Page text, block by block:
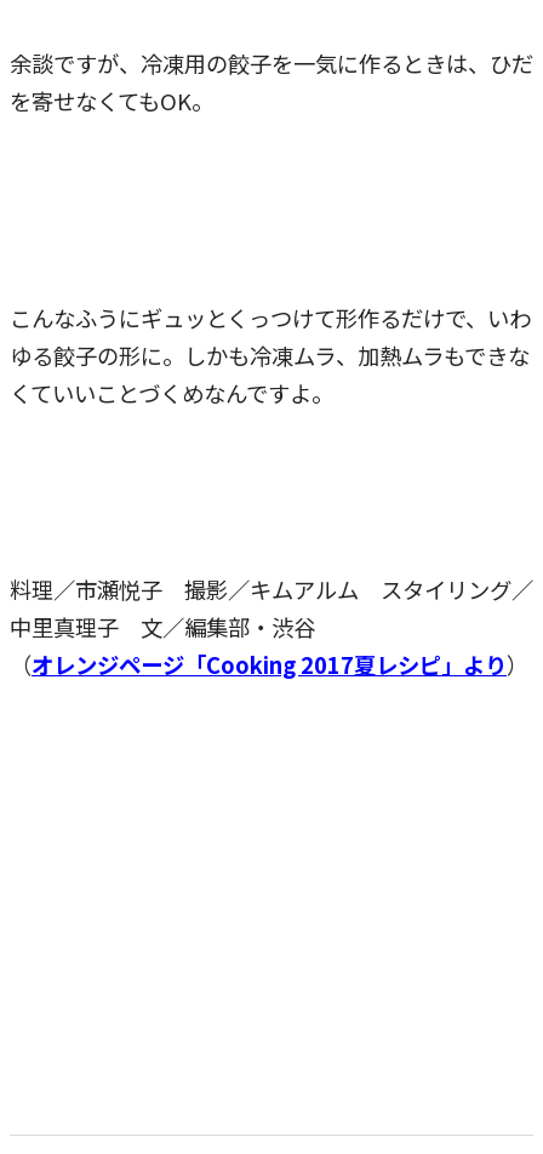
余談ですが、冷凍用の餃子を一気に作るときは、ひだ
を寄せなくてもOK。
こんなふうにギュッとくっつけて形作るだけで、いわ
ゆる餃子の形に。しかも冷凍ムラ、加熱ムラもできな
くていいことづくめなんですよ。
料理／市瀬悦子 撮影／キムアルム スタイリング／
中里真理子 文／編集部・渋谷
（オレンジページ「Cooking 2017夏レシピ」より）